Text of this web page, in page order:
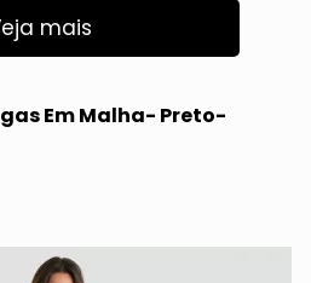
mais
Em Malha- Preto-